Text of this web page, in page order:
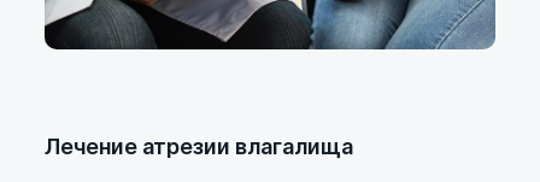
Лечение атрезии влагалища